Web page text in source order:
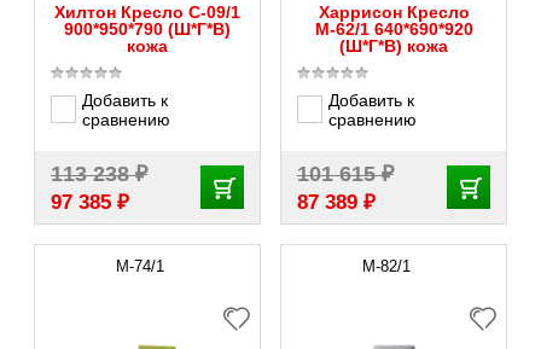
Хилтон Кресло С-09/1
900*950*790 (Ш*Г*В)
кожа
Добавить к
сравнению
113 238₽
97 385 ₽
Харрисон Кресло
М-62/1 640*690*920
(Ш*Г*В) кожа
Добавить к
сравнению
101 615₽
87 389 ₽
M-74/1 M-82/1